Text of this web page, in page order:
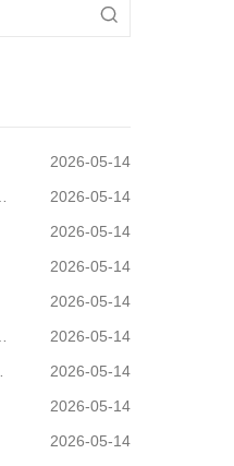

2026-05-14
2026-05-14
2026-05-14
2026-05-14
2026-05-14
2026-05-14
2026-05-14
2026-05-14
2026-05-14